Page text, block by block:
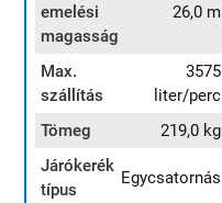
emelési
magasság
26,0 m
Max.
szállítás
3575
liter/perc
Tömeg
219,0 kg
Járókerék
típus
Egycsatornás